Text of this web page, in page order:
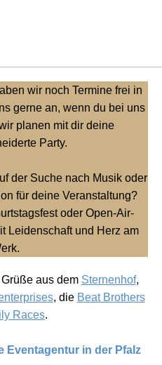
wir noch Termine frei in
gerne an, wenn du bei uns
planen mit dir deine
Party.
der Suche nach Musik oder
für deine Veranstaltung?
oder Open-Air-
Leidenschaft und Herz am
aus dem Sternenhof,
, die Beat Brothers
Races.
Eventagentur in der Pfalz